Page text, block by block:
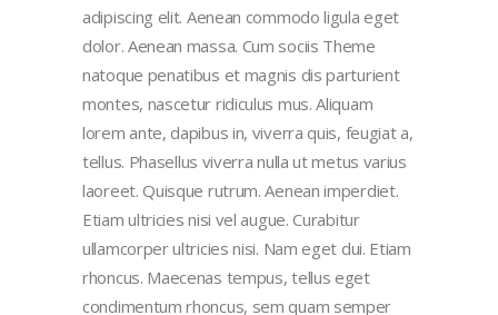
adipiscing elit. Aenean commodo ligula eget
dolor. Aenean massa. Cum sociis Theme
natoque penatibus et magnis dis parturient
montes, nascetur ridiculus mus. Aliquam
lorem ante, dapibus in, viverra quis, feugiat a,
tellus. Phasellus viverra nulla ut metus varius
laoreet. Quisque rutrum. Aenean imperdiet.
Etiam ultricies nisi vel augue. Curabitur
ullamcorper ultricies nisi. Nam eget dui. Etiam
rhoncus. Maecenas tempus, tellus eget
condimentum rhoncus, sem quam semper